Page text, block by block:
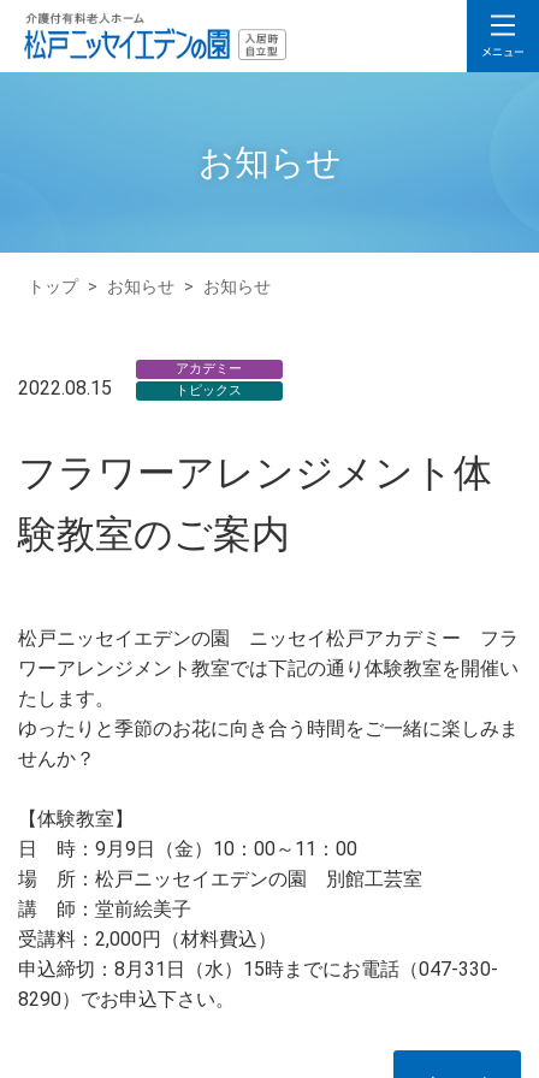
お知らせ
トップ > お知らせ > お知らせ
2022.08.15
アカデミー
トピックス
フラワーアレンジメント体
験教室のご案内
松戸ニッセイエデンの園 ニッセイ松戸アカデミー フラ
ワーアレンジメント教室では下記の通り体験教室を開催い
たします。
ゆったりと季節のお花に向き合う時間をご一緒に楽しみま
せんか？
【体験教室】
日 時：9月9日（金）10：00～11：00
場 所：松戸ニッセイエデンの園 別館工芸室
講 師：堂前絵美子
受講料：2,000円（材料費込）
申込締切：8月31日（水）15時までにお電話（047-330-
8290）でお申込下さい。